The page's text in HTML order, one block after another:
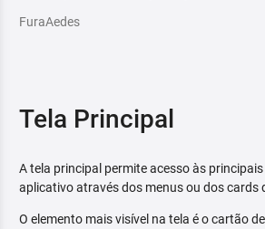
FuraAedes
Tela Principal
A tela principal permite acesso às
aplicativo através dos menus ou dos cards
O elemento mais visível na tela é o cartão